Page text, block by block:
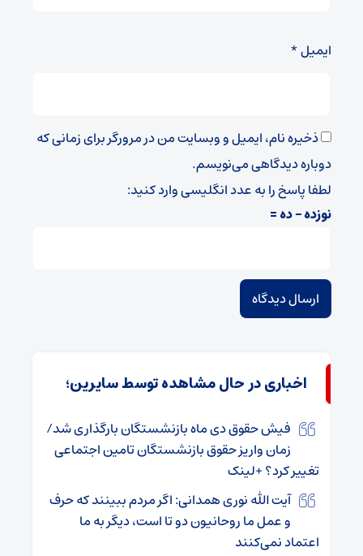
ایمیل*
ذخیره نام، ایمیل و وبسایت من در مرورگر برای زمانی که
دوباره دیدگاهی می‌نویسم.
لطفا پاسخ را به عدد انگلیسی وارد کنید:
نوزده − ده =
اخباری در حال مشاهده توسط سایرین؛
فیش حقوق دی ماه بازنشستگان بارگذاری شد/
زمان واریز حقوق بازنشستگان تامین اجتماعی
تغییر کرد؟ +لینک
آیت الله نوری همدانی: اگر مردم ببینند که حرف
و عمل ما روحانیون دو تا است، دیگر به ما
اعتماد نمی‌کنند